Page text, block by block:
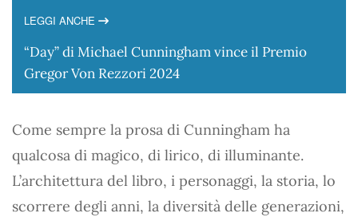
LEGGI ANCHE
“Day” di Michael Cunningham vince il Premio
Gregor Von Rezzori 2024
Come sempre la prosa di Cunningham ha
qualcosa di magico, di lirico, di illuminante.
L’architettura del libro, i personaggi, la storia, lo
scorrere degli anni, la diversità delle generazioni,